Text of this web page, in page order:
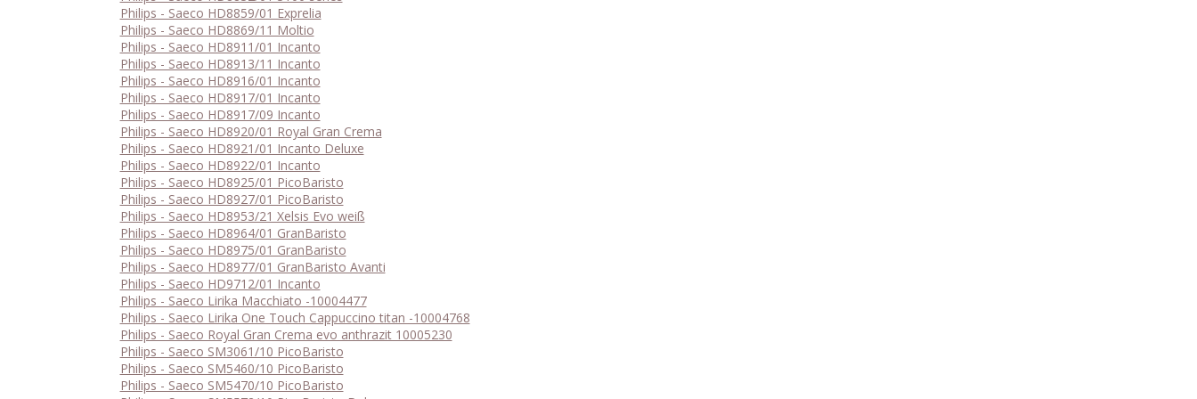
Philips - Saeco HD8859/01 Exprelia
Philips - Saeco HD8869/11 Moltio
Philips - Saeco HD8911/01 Incanto
Philips - Saeco HD8913/11 Incanto
Philips - Saeco HD8916/01 Incanto
Philips - Saeco HD8917/01 Incanto
Philips - Saeco HD8917/09 Incanto
Philips - Saeco HD8920/01 Royal Gran Crema
Philips - Saeco HD8921/01 Incanto Deluxe
Philips - Saeco HD8922/01 Incanto
Philips - Saeco HD8925/01 PicoBaristo
Philips - Saeco HD8927/01 PicoBaristo
Philips - Saeco HD8953/21 Xelsis Evo weiß
Philips - Saeco HD8964/01 GranBaristo
Philips - Saeco HD8975/01 GranBaristo
Philips - Saeco HD8977/01 GranBaristo Avanti
Philips - Saeco HD9712/01 Incanto
Philips - Saeco Lirika Macchiato -10004477
Philips - Saeco Lirika One Touch Cappuccino titan -10004768
Philips - Saeco Royal Gran Crema evo anthrazit 10005230
Philips - Saeco SM3061/10 PicoBaristo
Philips - Saeco SM5460/10 PicoBaristo
Philips - Saeco SM5470/10 PicoBaristo